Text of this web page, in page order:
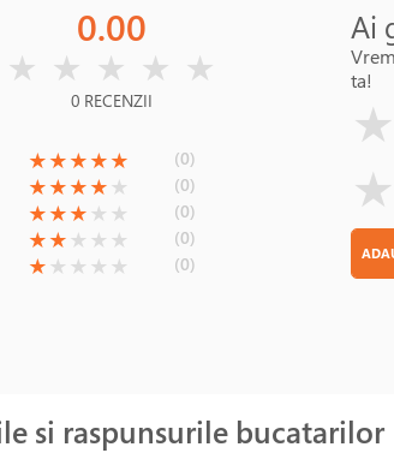
0.00
★ ★ ★ ★ ★
0 RECENZII
(*)
★(*)
★(*)
★(*)
★(*)
★ (0)
(*)
★(*)
★(*)
★(*)
★ ( )
★ (0)
(*)
★(*)
★(*)
★ ( )
★ ( )
★ (0)
(*)
★(*)
★ ( )
★ ( )
★ ( )
★ (0)
(*)
★ ( )
★ ( )
★ ( )
★ ( )
★ (0)
Ai
ta!
★
★
si raspunsurile bucatarilor